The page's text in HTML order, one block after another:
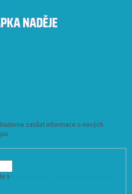
zasílat informace o nových
s